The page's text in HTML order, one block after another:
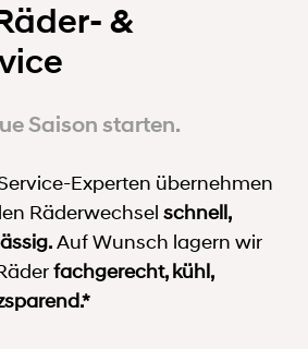
&
Saison starten.
Experten übernehmen
Räderwechsel schnell,
Auf Wunsch lagern wir
fachgerecht, kühl,